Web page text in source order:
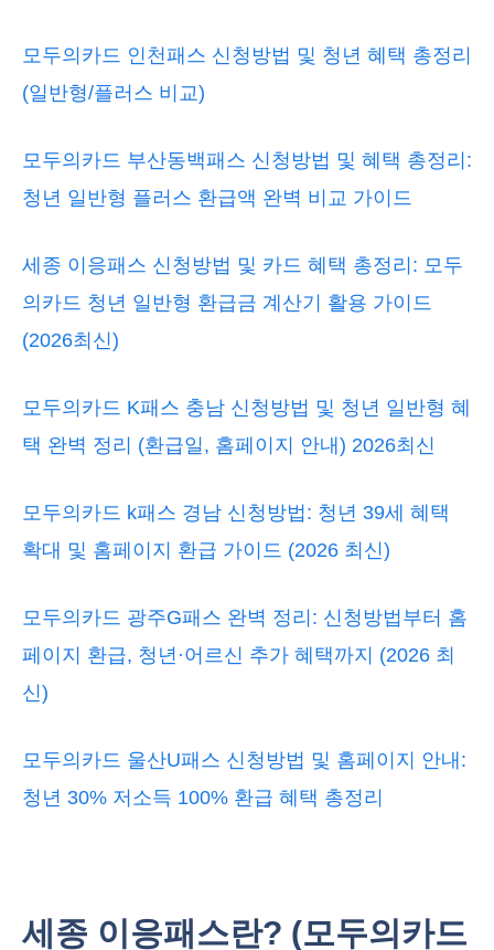
모두의카드 인천패스 신청방법 및 청년 혜택 총정리
(일반형/플러스 비교)
모두의카드 부산동백패스 신청방법 및 혜택 총정리:
청년 일반형 플러스 환급액 완벽 비교 가이드
세종 이응패스 신청방법 및 카드 혜택 총정리: 모두
의카드 청년 일반형 환급금 계산기 활용 가이드
(2026최신)
모두의카드 K패스 충남 신청방법 및 청년 일반형 혜
택 완벽 정리 (환급일, 홈페이지 안내) 2026최신
모두의카드 k패스 경남 신청방법: 청년 39세 혜택
확대 및 홈페이지 환급 가이드 (2026 최신)
모두의카드 광주G패스 완벽 정리: 신청방법부터 홈
페이지 환급, 청년·어르신 추가 혜택까지 (2026 최
신)
모두의카드 울산U패스 신청방법 및 홈페이지 안내:
청년 30% 저소득 100% 환급 혜택 총정리
세종 이응패스란? (모두의카드